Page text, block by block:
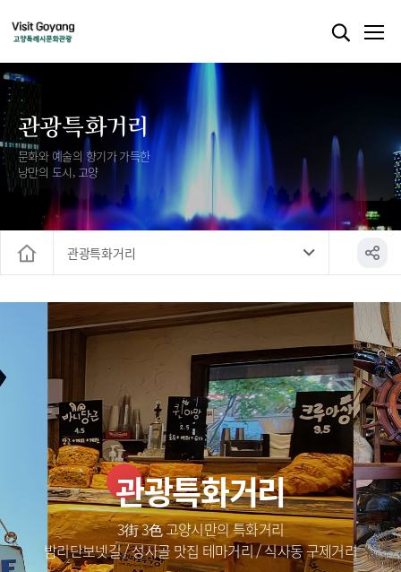
관광특화거리
문화와 예술의 향기가 가득한
낭만의 도시, 고양
관광특화거리
관광특화거리
3街 3色 고양시만의 특화거리
밤리단보넷길 / 성사골 맛집 테마거리 / 식사동 구제거리